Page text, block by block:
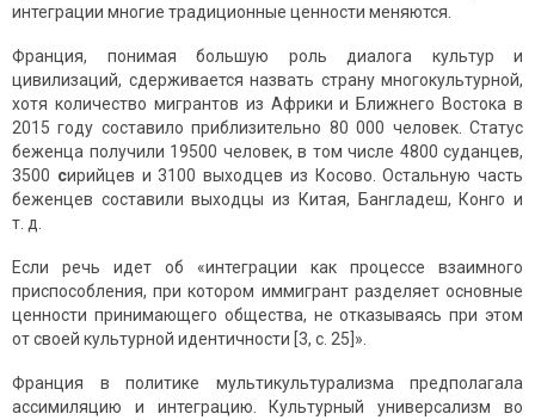
интеграции многие традиционные ценности меняются.
Франция, понимая большую роль диалога культур и
цивилизаций, сдерживается назвать страну многокультурной,
хотя количество мигрантов из Африки и Ближнего Востока в
2015 году составило приблизительно 80 000 человек. Статус
беженца получили 19500 человек, в том числе 4800 суданцев,
3500 сирийцев и 3100 выходцев из Косово. Остальную часть
беженцев составили выходцы из Китая, Бангладеш, Конго и
т. д.
Если речь идет об «интеграции как процессе взаимного
приспособления, при котором иммигрант разделяет основные
ценности принимающего общества, не отказываясь при этом
от своей культурной идентичности [3, с. 25]».
Франция в политике мультикультурализма предполагала
ассимиляцию и интеграцию. Культурный универсализм во